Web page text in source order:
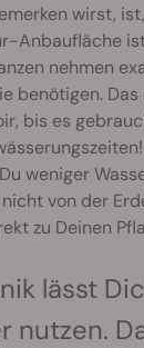
wirst,
Anbaufläche
nehmen
benötigen.
bis es
weniger
von der
zu Deinen
lässt
nutzen.